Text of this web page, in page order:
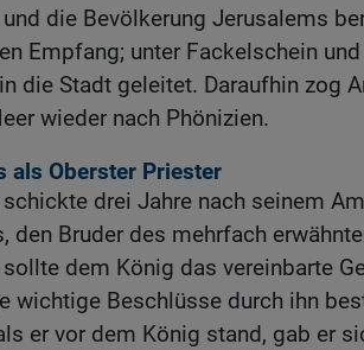
die Bevölkerung Jerusalems
Empfang; unter Fackelschein
die Stadt geleitet. Daraufhin zog
wieder nach Phönizien.
als Oberster Priester
drei Jahre nach seinem
den Bruder des mehrfach
dem König das vereinbarte
wichtige Beschlüsse durch ihn
er vor dem König stand, gab er